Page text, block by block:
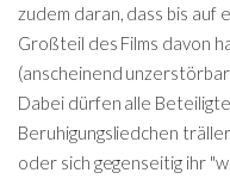
zudem daran, dass bis auf
Großteil des Films davon
(anscheinend
Dabei dürfen alle
Beruhigungsliedchen
oder sich gegenseitig ihr